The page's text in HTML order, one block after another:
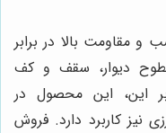
و مقاومت بالا در برابر
دیوار، سقف و کف
این، این محصول در
نیز کاربرد دارد. فروش